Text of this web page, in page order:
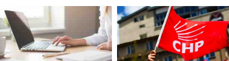
tedavisi uygulanan kişilerde uzun
süren veya kalıcı hasarlar ortaya
çıktığını tespit etti. Uzmanların 4
başlıkta topladığı sendromlardan
yoğun bakım sonrası sendromu
(PICS); hastane yatan ve yoğun
döviz, altın gibi mevduatların
Türkiye’ye getirilmesinde vergi
alınmayacağına ilişkin
düzenlemenin yer aldığını açıkladı.
Muş getirilen döviz ve altından
vergi alınmayacağını belirterek,